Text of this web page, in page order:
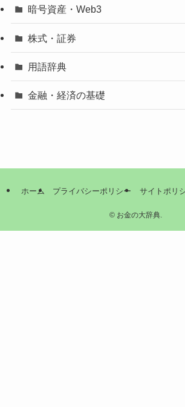
暗号資産・Web3
株式・証券
用語辞典
金融・経済の基礎
ホーム プライバシーポリシー サイトポリ
©お金の大辞典.